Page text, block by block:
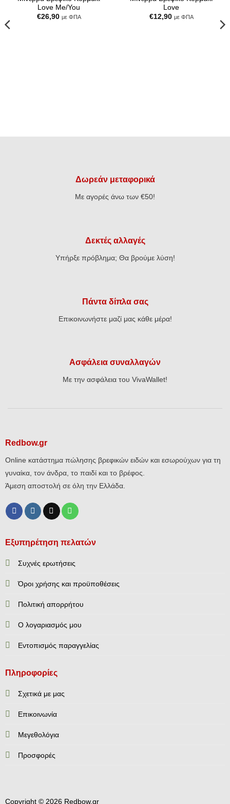
Love Me/You
€26,90 με ΦΠΑ
Love
€12,90 με ΦΠΑ
Δωρεάν μεταφορικά
Με αγορές άνω των €50!
Δεκτές αλλαγές
Υπήρξε πρόβλημα; Θα βρούμε λύση!
Πάντα δίπλα σας
Επικοινωνήστε μαζί μας κάθε μέρα!
Ασφάλεια συναλλαγών
Με την ασφάλεια του VivaWallet!
Redbow.gr
Online κατάστημα πώλησης βρεφικών ειδών και εσωρούχων για τη
γυναίκα, τον άνδρα, το παιδί και το βρέφος.
Άμεση αποστολή σε όλη την Ελλάδα.
Εξυπηρέτηση πελατών
Συχνές ερωτήσεις
Όροι χρήσης και προϋποθέσεις
Πολιτική απορρήτου
Ο λογαριασμός μου
Εντοπισμός παραγγελίας
Πληροφορίες
Σχετικά με μας
Επικοινωνία
Mεγεθολόγια
Προσφορές
Copyright © 2026 Redbow.gr